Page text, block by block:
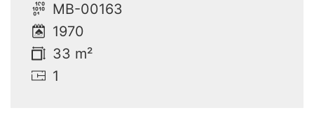
MB-00163
1970
33 m²
1